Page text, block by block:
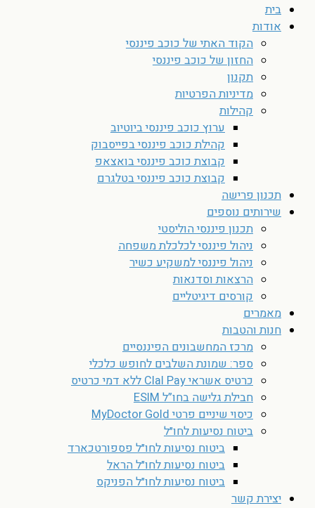
בית
אודות
הקוד האתי של כוכב פיננסי
החזון של כוכב פיננסי
תקנון
מדיניות הפרטיות
קהילות
ערוץ כוכב פיננסי ביוטיוב
קהילת כוכב פיננסי בפייסבוק
קבוצת כוכב פיננסי בואצאפ
קבוצת כוכב פיננסי בטלגרם
תכנון פרישה
שירותים נוספים
תכנון פיננסי הוליסטי
ניהול פיננסי לכלכלת משפחה
ניהול פיננסי למשקיע כשיר
הרצאות וסדנאות
קורסים דיגיטליים
מאמרים
חנות והטבות
מרכז המחשבונים הפיננסיים
ספר: שמונת השלבים לחופש כלכלי
כרטיס אשראי Clal Pay ללא דמי כרטיס
חבילת גלישה בחו”ל ESIM
כיסוי שיניים פרטי MyDoctor Gold
ביטוח נסיעות לחו״ל
ביטוח נסיעות לחו״ל פספורטכארד
ביטוח נסיעות לחו״ל הראל
ביטוח נסיעות לחו״ל הפניקס
יצירת קשר